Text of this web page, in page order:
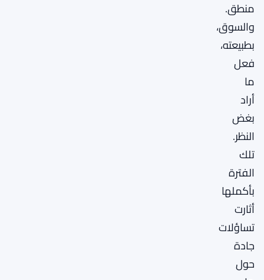
منطق.
والسوق،
بطبيعته،
فعل
ما
أراد
بغض
النظر.
تلك
الفترة
بأكملها
أثارت
تساؤلات
جادة
حول